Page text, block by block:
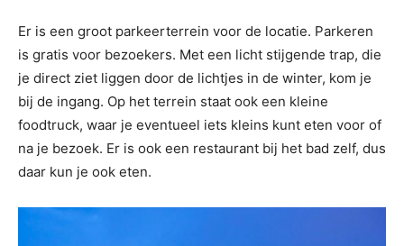
Er is een groot parkeerterrein voor de locatie. Parkeren
is gratis voor bezoekers. Met een licht stijgende trap, die
je direct ziet liggen door de lichtjes in de winter, kom je
bij de ingang. Op het terrein staat ook een kleine
foodtruck, waar je eventueel iets kleins kunt eten voor of
na je bezoek. Er is ook een restaurant bij het bad zelf, dus
daar kun je ook eten.